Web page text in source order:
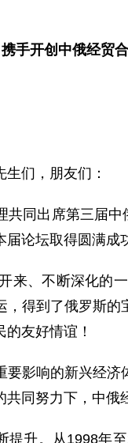
携手开创中俄经贸
们，朋友们：
出席第三届中
论坛取得圆满成
、不断深化的一
，得到了俄罗斯
友好情谊！
响的新兴经济
同努力下，中俄
。从1998年至